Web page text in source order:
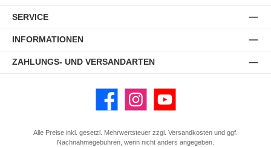
SERVICE
INFORMATIONEN
ZAHLUNGS- UND VERSANDARTEN
Facebook Instagram YouTube
Alle Preise inkl. gesetzl. Mehrwertsteuer zzgl. Versandkosten und ggf.
Nachnahmegebühren, wenn nicht anders angegeben.